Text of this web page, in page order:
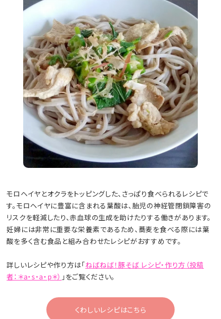
モロヘイヤとオクラをトッピングした、さっぱり食べられるレシピで
す。モロヘイヤに豊富に含まれる葉酸は、胎児の神経管閉鎖障害の
リスクを軽減したり、赤血球の生成を助けたりする働きがあります。
妊婦には非常に重要な栄養素であるため、蕎麦を食べる際には葉
酸を多く含む食品と組み合わせたレシピがおすすめです。
詳しいレシピや作り方は「ねばねば！豚そば レシピ・作り方（投稿
者：＊a・s・a・p＊） 」をご覧ください。
くわしいレシピはこちら